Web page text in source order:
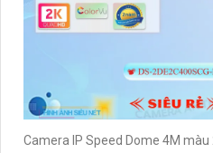
Camera IP Speed Dome 4M